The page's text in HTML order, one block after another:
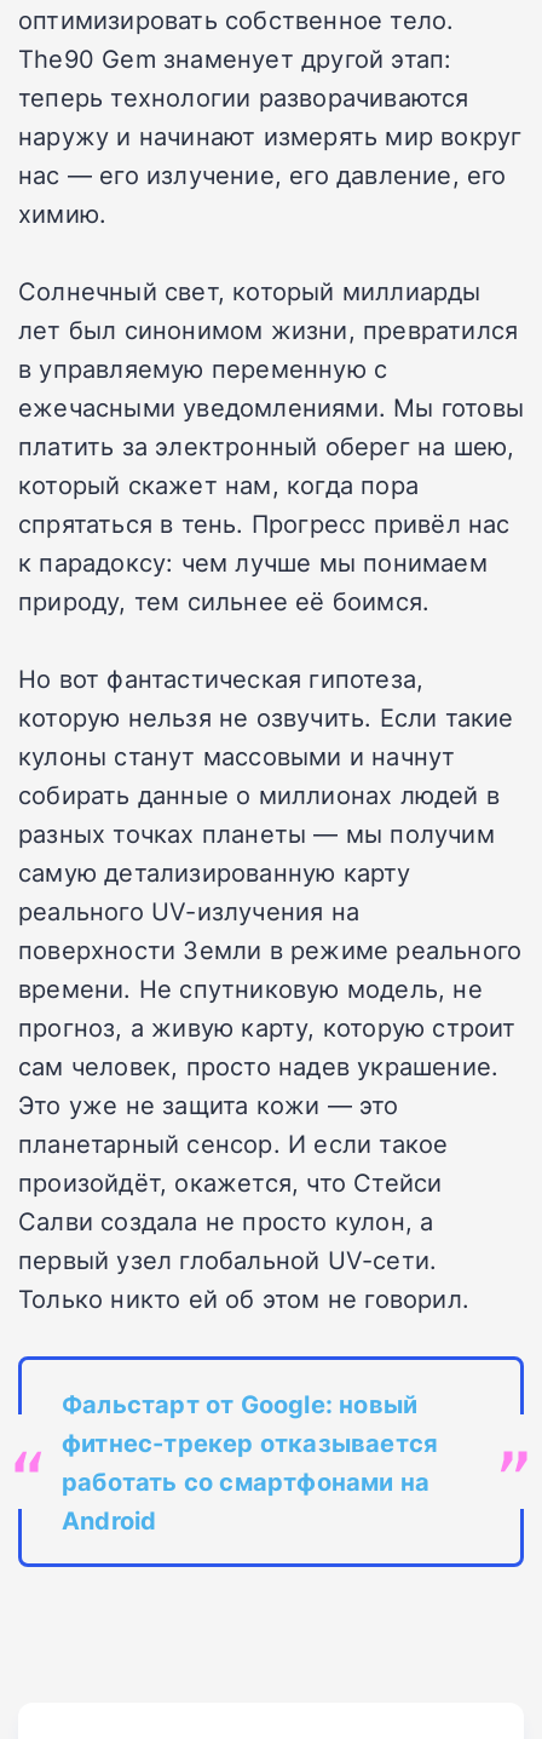
оптимизировать собственное тело.
The90 Gem знаменует другой этап:
теперь технологии разворачиваются
наружу и начинают измерять мир вокруг
нас — его излучение, его давление, его
химию.
Солнечный свет, который миллиарды
лет был синонимом жизни, превратился
в управляемую переменную с
ежечасными уведомлениями. Мы готовы
платить за электронный оберег на шею,
который скажет нам, когда пора
спрятаться в тень. Прогресс привёл нас
к парадоксу: чем лучше мы понимаем
природу, тем сильнее её боимся.
Но вот фантастическая гипотеза,
которую нельзя не озвучить. Если такие
кулоны станут массовыми и начнут
собирать данные о миллионах людей в
разных точках планеты — мы получим
самую детализированную карту
реального UV-излучения на
поверхности Земли в режиме реального
времени. Не спутниковую модель, не
прогноз, а живую карту, которую строит
сам человек, просто надев украшение.
Это уже не защита кожи — это
планетарный сенсор. И если такое
произойдёт, окажется, что Стейси
Салви создала не просто кулон, а
первый узел глобальной UV-сети.
Только никто ей об этом не говорил.
Фальстарт от Google: новый
фитнес-трекер отказывается
работать со смартфонами на
Android